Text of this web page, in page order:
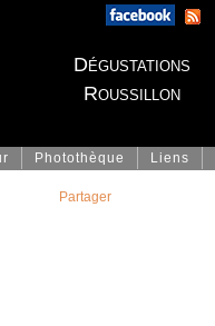
Dégustations
Roussillon
Photothèque Liens
Partager